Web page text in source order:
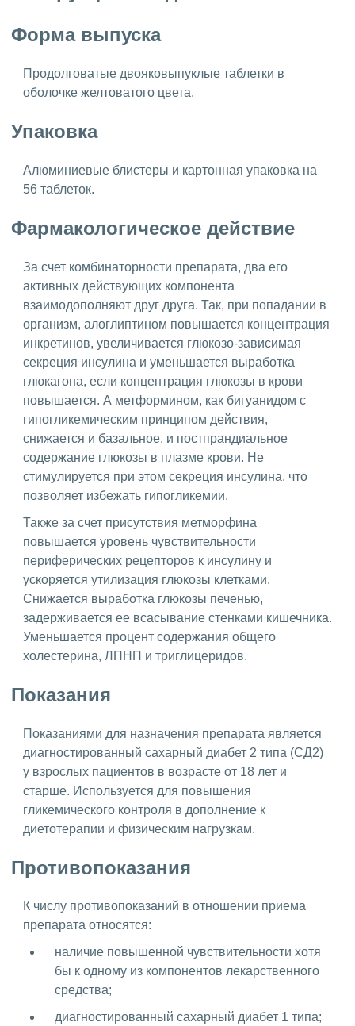
Форма выпуска
Продолговатые двояковыпуклые таблетки в
оболочке желтоватого цвета.
Упаковка
Алюминиевые блистеры и картонная упаковка на
56 таблеток.
Фармакологическое действие
За счет комбинаторности препарата, два его
активных действующих компонента
взаимодополняют друг друга. Так, при попадании в
организм, алоглиптином повышается концентрация
инкретинов, увеличивается глюкозо-зависимая
секреция инсулина и уменьшается выработка
глюкагона, если концентрация глюкозы в крови
повышается. А метформином, как бигуанидом с
гипогликемическим принципом действия,
снижается и базальное, и постпрандиальное
содержание глюкозы в плазме крови. Не
стимулируется при этом секреция инсулина, что
позволяет избежать гипогликемии.
Также за счет присутствия метморфина
повышается уровень чувствительности
периферических рецепторов к инсулину и
ускоряется утилизация глюкозы клетками.
Снижается выработка глюкозы печенью,
задерживается ее всасывание стенками кишечника.
Уменьшается процент содержания общего
холестерина, ЛПНП и триглицеридов.
Показания
Показаниями для назначения препарата является
диагностированный сахарный диабет 2 типа (СД2)
у взрослых пациентов в возрасте от 18 лет и
старше. Используется для повышения
гликемического контроля в дополнение к
диетотерапии и физическим нагрузкам.
Противопоказания
К числу противопоказаний в отношении приема
препарата относятся:
наличие повышенной чувствительности хотя
бы к одному из компонентов лекарственного
средства;
диагностированный сахарный диабет 1 типа;